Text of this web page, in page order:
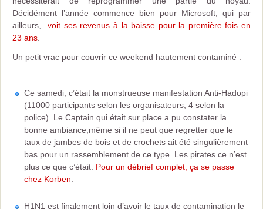
Décidément l’année commence bien pour Microsoft, qui par
ailleurs,voit ses revenus à la baisse pour la première fois en
23 ans
Un petit vrac pour couvrir ce weekend hautement contaminé :
Ce samedi, c’était la monstrueuse manifestation Anti-Hadopi
(11000 participants selon les organisateurs, 4 selon la
police). Le Captain qui était sur place a pu constater la
bonne ambiance,même si il ne peut que regretter que le
taux de jambes de bois et de crochets ait été singulièrement
bas pour un rassemblement de ce type. Les pirates ce n’est
plus ce que c’était. Pour un débrief complet, ça se passe
chez Korben
H1N1 est finalement loin d’avoir le taux de contamination le